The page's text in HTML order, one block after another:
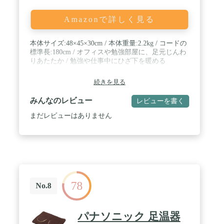
Amazonで詳しく見る
本体サイズ:48×45×30cm / 本体重量:2.2kg / コードの
標準長:180cm / オフィスや勉強部屋に、足元じんわ
りあたたか / 勉強や仕事中にひざ下を暖める
続きを見る
みんなのレビュー レビューを書く
まだレビューはありません
No.8 78
パナソニック 足温器